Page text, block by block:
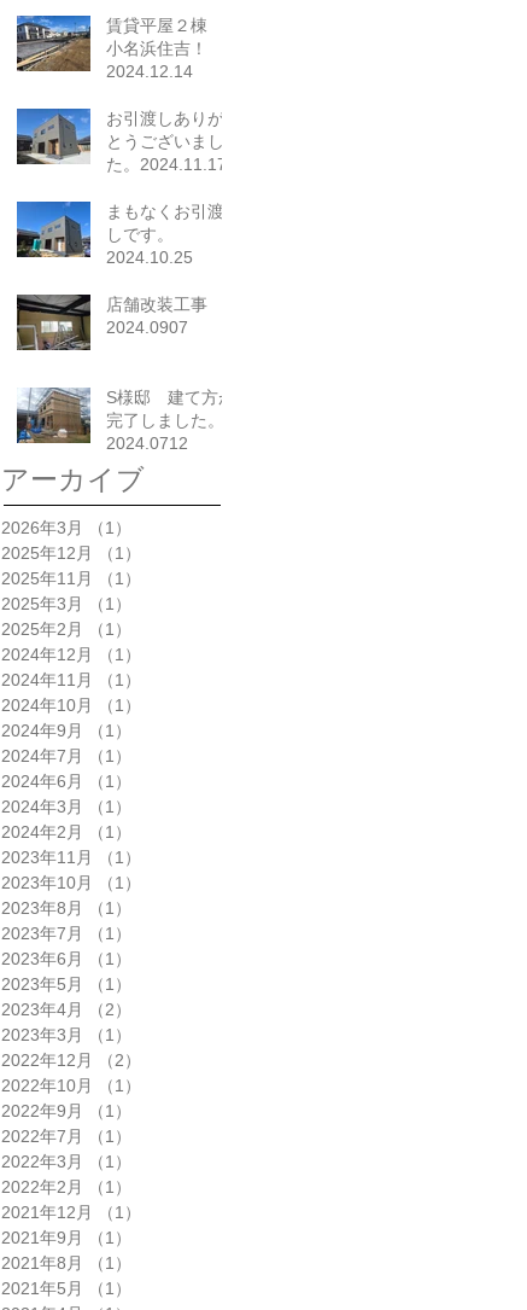
賃貸平屋２棟
小名浜住吉！
2024.12.14
お引渡しありが
とうございまし
た。2024.11.17
まもなくお引渡
しです。
2024.10.25
店舗改装工事
2024.0907
S様邸 建て方が
完了しました。
2024.0712
アーカイブ
2026年3月 （1）
2025年12月
（1）
2025年11月
（1）
2025年3月
（1）
2025年2月
（1）
2024年12月
（1）
2024年11月
（1）
2024年10月
（1）
2024年9月
（1）
2024年7月
（1）
2024年6月
（1）
2024年3月
（1）
2024年2月
（1）
2023年11月
（1）
2023年10月
（1）
2023年8月
（1）
2023年7月
（1）
2023年6月
（1）
2023年5月
（1）
2023年4月
（2）
2023年3月
（1）
2022年12月
（2）
2022年10月
（1）
2022年9月
（1）
2022年7月
（1）
2022年3月
（1）
2022年2月
（1）
2021年12月
（1）
2021年9月
（1）
2021年8月
（1）
2021年5月
（1）